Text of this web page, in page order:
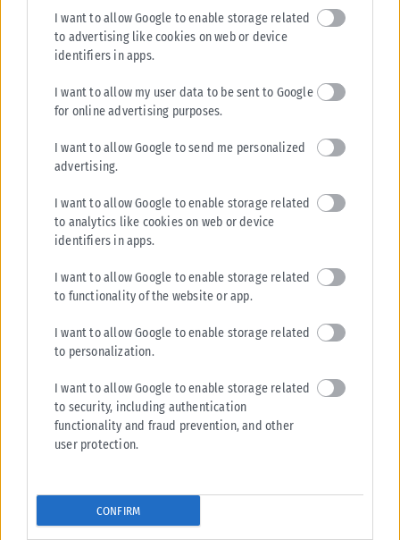
I want to allow Google to enable storage related
to advertising like cookies on web or device
identifiers in apps.
I want to allow my user data to be sent to Google
for online advertising purposes.
I want to allow Google to send me personalized
advertising.
I want to allow Google to enable storage related
to analytics like cookies on web or device
identifiers in apps.
I want to allow Google to enable storage related
to functionality of the website or app.
I want to allow Google to enable storage related
to personalization.
I want to allow Google to enable storage related
to security, including authentication
functionality and fraud prevention, and other
user protection.
CONFIRM
Σχετικά Άρθρα
ΒΌΡΕΙΑ ΕΛΛΆΔΑ
Πώς θα είναι ο καιρός το Σαββατοκύριακο στη βόρεια
Ελλάδα
βορειοανατολικοί...